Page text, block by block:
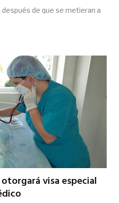
de que se metieran a
visa especial